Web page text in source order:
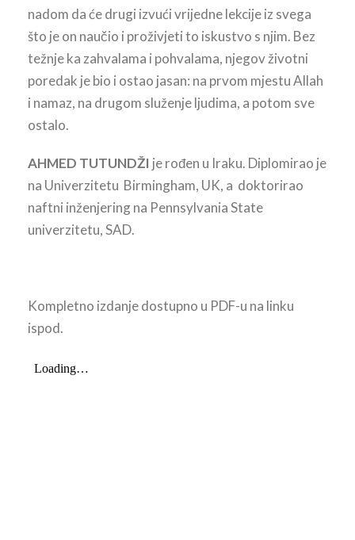
nadom da će drugi izvući vrijedne lekcije iz svega
što je on naučio i proživjeti to iskustvo s njim. Bez
težnje ka zahvalama i pohvalama, njegov životni
poredak je bio i ostao jasan: na prvom mjestu Allah
i namaz, na drugom služenje ljudima, a potom sve
ostalo.
AHMED TUTUNDŽI je rođen u Iraku. Diplomirao je
na Univerzitetu Birmingham, UK, a doktorirao
naftni inženjering na Pennsylvania State
univerzitetu, SAD.
Kompletno izdanje dostupno u PDF-u na linku
ispod.